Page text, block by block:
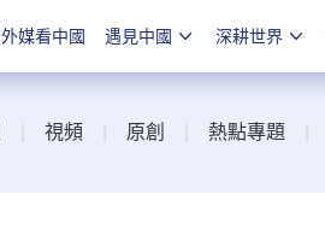
外媒看中國 遇見中國 深耕世界
視頻 原創 熱點專題